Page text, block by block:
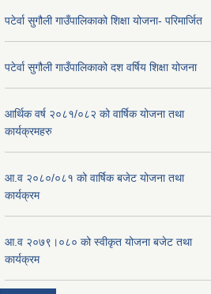
पटेर्वा सुगौली गाउँपालिकाको शिक्षा योजना- परिमार्जित
पटेर्वा सुगौली गाउँपालिकाको दश वर्षिय शिक्षा योजना
आर्थिक वर्ष २०८१/०८२ को वार्षिक योजना तथा
कार्यक्रमहरु
आ.व २०८०/०८१ को वार्षिक बजेट योजना तथा
कार्यक्रम
आ.व २०७९।०८० को स्वीकृत योजना बजेट तथा
कार्यक्रम